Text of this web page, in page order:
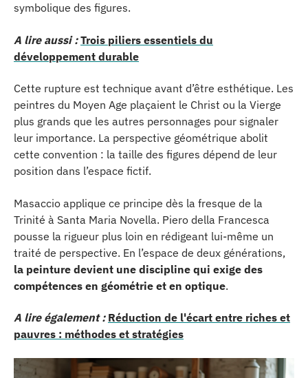
symbolique des figures.
A lire aussi : Trois piliers essentiels du
développement durable
Cette rupture est technique avant d’être esthétique. Les
peintres du Moyen Age plaçaient le Christ ou la Vierge
plus grands que les autres personnages pour signaler
leur importance. La perspective géométrique abolit
cette convention : la taille des figures dépend de leur
position dans l’espace fictif.
Masaccio applique ce principe dès la fresque de la
Trinité à Santa Maria Novella. Piero della Francesca
pousse la rigueur plus loin en rédigeant lui-même un
traité de perspective. En l’espace de deux générations,
la peinture devient une discipline qui exige des
compétences en géométrie et en optique.
A lire également : Réduction de l'écart entre riches et
pauvres : méthodes et stratégies